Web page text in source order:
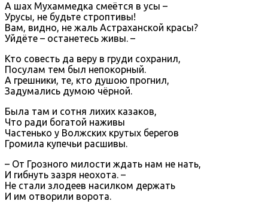
А шах Мухаммедка смеётся в усы –
Урусы, не будьте строптивы!
Вам, видно, не жаль Астраханской красы?
Уйдёте – останетесь живы. –
Кто совесть да веру в груди сохранил,
Посулам тем был непокорный.
А грешники, те, кто душою прогнил,
Задумались думою чёрной.
Была там и сотня лихих казаков,
Что ради богатой наживы
Частенько у Волжских крутых берегов
Громила купечьи расшивы.
– От Грозного милости ждать нам не нать,
И гибнуть зазря неохота. –
Не стали злодеев насилком держать
И им отворили ворота.